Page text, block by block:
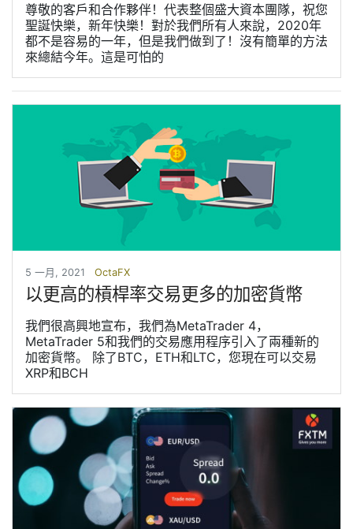
尊敬的客戶和合作夥伴！代表整個盛大資本團隊，祝您
聖誕快樂，新年快樂！對於我們所有人來說，2020年
都不是容易的一年，但是我們做到了！沒有簡單的方法
來總結今年。這是可怕的
5 一月, 2021 OctaFX
以更高的槓桿率交易更多的加密貨幣
我們很高興地宣布，我們為MetaTrader 4，
MetaTrader 5和我們的交易應用程序引入了兩種新的
加密貨幣。 除了BTC，ETH和LTC，您現在可以交易
XRP和BCH